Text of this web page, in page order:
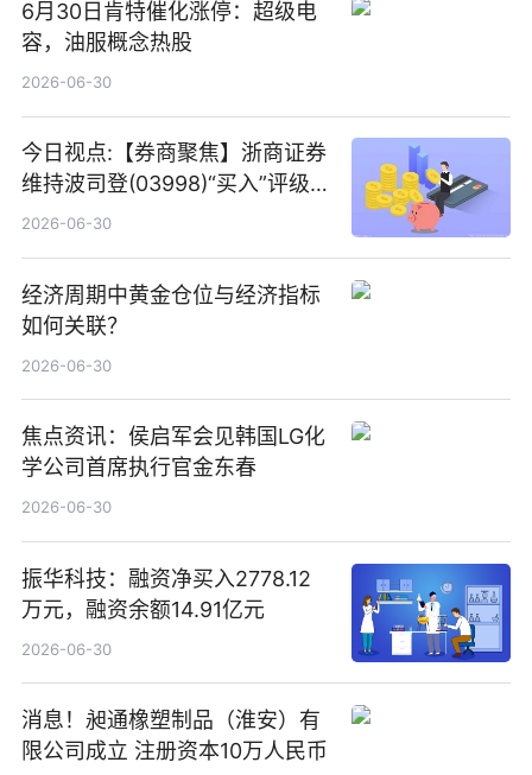
6月30日肯特催化涨停：超级电
容，油服概念热股
2026-06-30
今日视点:【券商聚焦】浙商证券
维持波司登(03998)“买入”评级
指其业绩高质量稳增长
2026-06-30
经济周期中黄金仓位与经济指标
如何关联？
2026-06-30
焦点资讯：侯启军会见韩国LG化
学公司首席执行官金东春
2026-06-30
振华科技：融资净买入2778.12
万元，融资余额14.91亿元
2026-06-30
消息！昶通橡塑制品（淮安）有
限公司成立 注册资本10万人民币